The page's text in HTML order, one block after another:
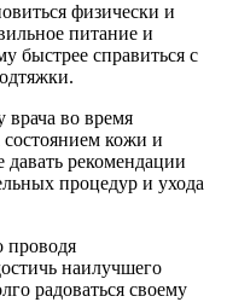
физически и
питание и
быстрее справиться с
врача во время
состоянием кожи и
давать рекомендации
процедур и ухода
проводя
наилучшего
радоваться своему